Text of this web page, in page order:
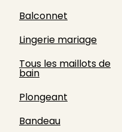
Balconnet
Lingerie mariage
Tous les maillots de
bain
Plongeant
Bandeau